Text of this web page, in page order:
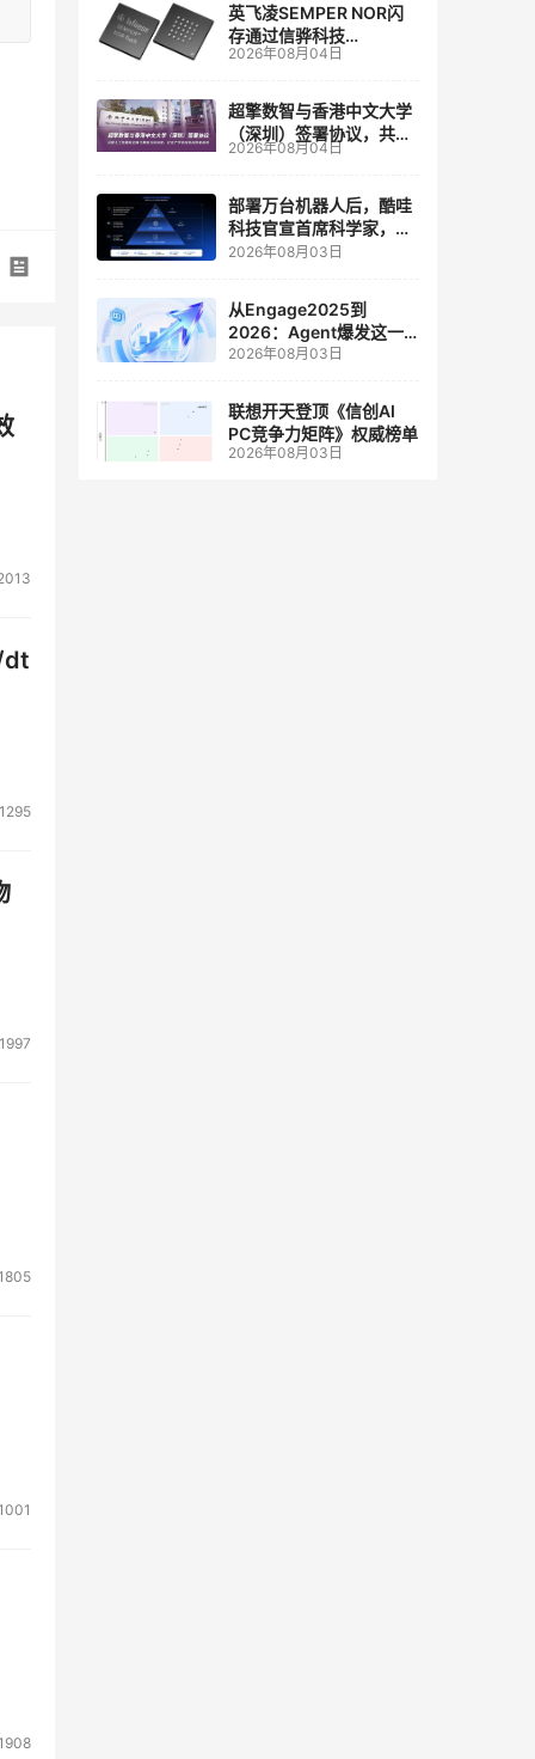
dt
1295
1997
英飞凌SEMPER NOR闪
存通过信骅科技
AST2700 BMC认证，全
管理
2026年08月04日
超擎数智与香港中文大学
（深圳）签署协议，共建
人工智能和边缘计算联合
2026年08月04日
部署万台机器人后，酷哇
科技官宣首席科学家，要
让世界模型交付生产力
2026年08月03日
从Engage2025到
2026：Agent爆发这一
年，AI CRM 走到哪了
2026年08月03日
联想开天登顶《信创AI
PC竞争力矩阵》权威榜单
2026年08月03日